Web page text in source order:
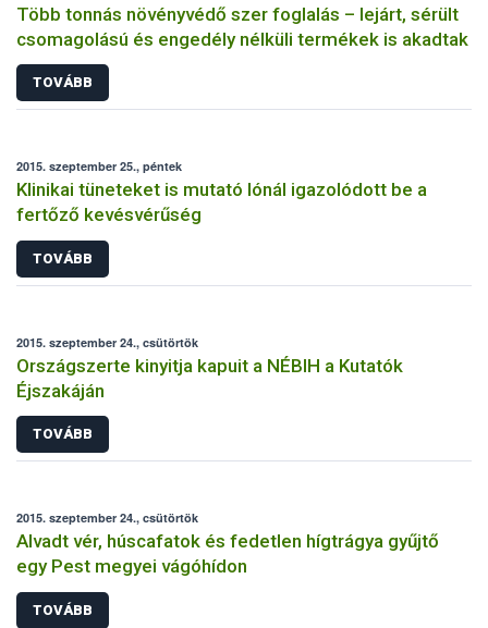
Több tonnás növényvédő szer foglalás – lejárt, sérült
csomagolású és engedély nélküli termékek is akadtak
TOVÁBB
2015. szeptember 25., péntek
Klinikai tüneteket is mutató lónál igazolódott be a
fertőző kevésvérűség
TOVÁBB
2015. szeptember 24., csütörtök
Országszerte kinyitja kapuit a NÉBIH a Kutatók
Éjszakáján
TOVÁBB
2015. szeptember 24., csütörtök
Alvadt vér, húscafatok és fedetlen hígtrágya gyűjtő
egy Pest megyei vágóhídon
TOVÁBB